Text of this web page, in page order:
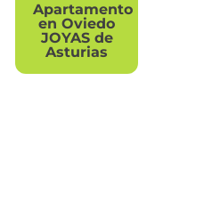
Apartamento
en Oviedo
JOYAS de
Asturias